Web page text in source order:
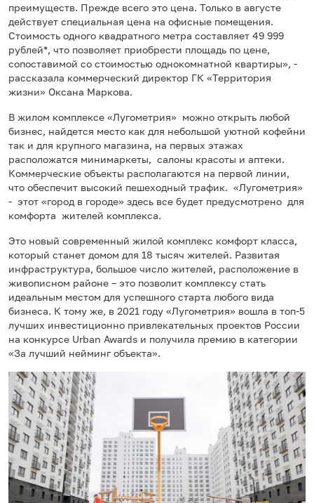
преимуществ. Прежде всего это цена. Только в августе
действует специальная цена на офисные помещения.
Стоимость одного квадратного метра составляет 49 999
рублей*, что позволяет приобрести площадь по цене,
сопоставимой со стоимостью однокомнатной квартиры», -
рассказала коммерческий директор ГК «Территория
жизни» Оксана Маркова.
В жилом комплексе «Лугометрия» можно открыть любой
бизнес, найдется место как для небольшой уютной кофейни
так и для крупного магазина, на первых этажах
расположатся минимаркеты, салоны красоты и аптеки.
Коммерческие объекты располагаются на первой линии,
что обеспечит высокий пешеходный трафик. «Лугометрия»
- этот «город в городе» здесь все будет предусмотрено для
комфорта жителей комплекса.
Это новый современный жилой комплекс комфорт класса,
который станет домом для 18 тысяч жителей. Развитая
инфраструктура, большое число жителей, расположение в
живописном районе – это позволит комплексу стать
идеальным местом для успешного старта любого вида
бизнеса. К тому же, в 2021 году «Лугометрия» вошла в топ-5
лучших инвестиционно привлекательных проектов России
на конкурсе Urban Awards и получила премию в категории
«За лучший нейминг объекта».